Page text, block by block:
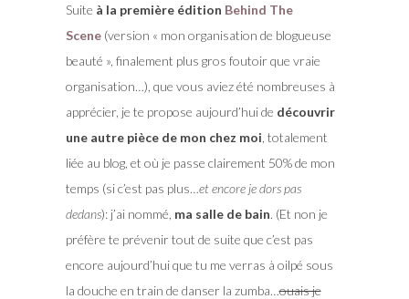
Suite à la première édition Behind The
Scene(version « mon organisation de blogueuse
beauté », finalement plus gros foutoir que vraie
organisation…), que vous aviez été nombreuses à
apprécier, je te propose aujourd’hui de découvrir
une autre pièce de mon chez moi , totalement
liée au blog, et où je passe clairement 50% de mon
temps (si c’est pas plus…et encore je dors pas
dedans): j’ai nommé, ma salle de bain. (Et non je
préfère te prévenir tout de suite que c’est pas
encore aujourd’hui que tu me verras à oilpé sous
la douche en train de danser la zumba…ouais je